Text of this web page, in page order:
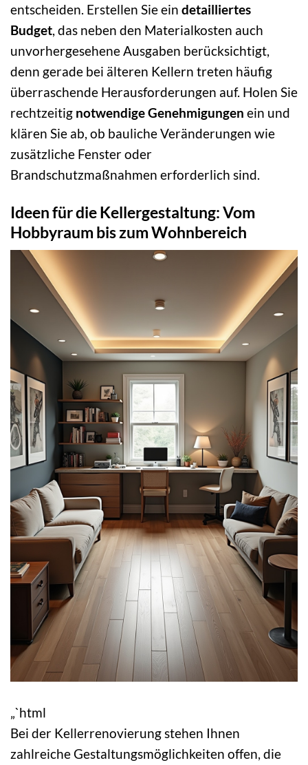
entscheiden. Erstellen Sie ein detailliertes
Budget, das neben den Materialkosten auch
unvorhergesehene Ausgaben berücksichtigt,
denn gerade bei älteren Kellern treten häufig
überraschende Herausforderungen auf. Holen Sie
rechtzeitig notwendige Genehmigungen ein und
klären Sie ab, ob bauliche Veränderungen wie
zusätzliche Fenster oder
Brandschutzmaßnahmen erforderlich sind.
Ideen für die Kellergestaltung: Vom
Hobbyraum bis zum Wohnbereich
„`html
Bei der Kellerrenovierung stehen Ihnen
zahlreiche Gestaltungsmöglichkeiten offen, die